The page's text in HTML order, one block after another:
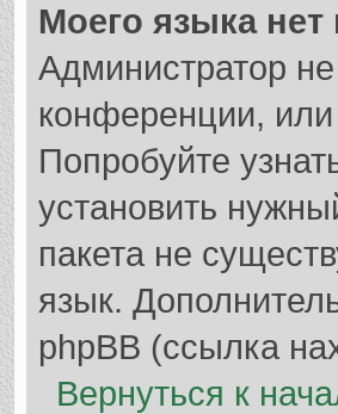
Моего языка нет
Администратор
конференции,
Попробуйте
установить
пакета не
язык.
phpBB (ссылка
Вернуться к